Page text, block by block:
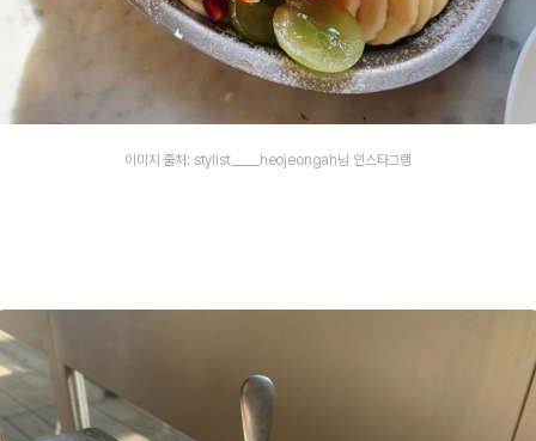
이미지 출처: stylist_____heojeongah님 인스타그램